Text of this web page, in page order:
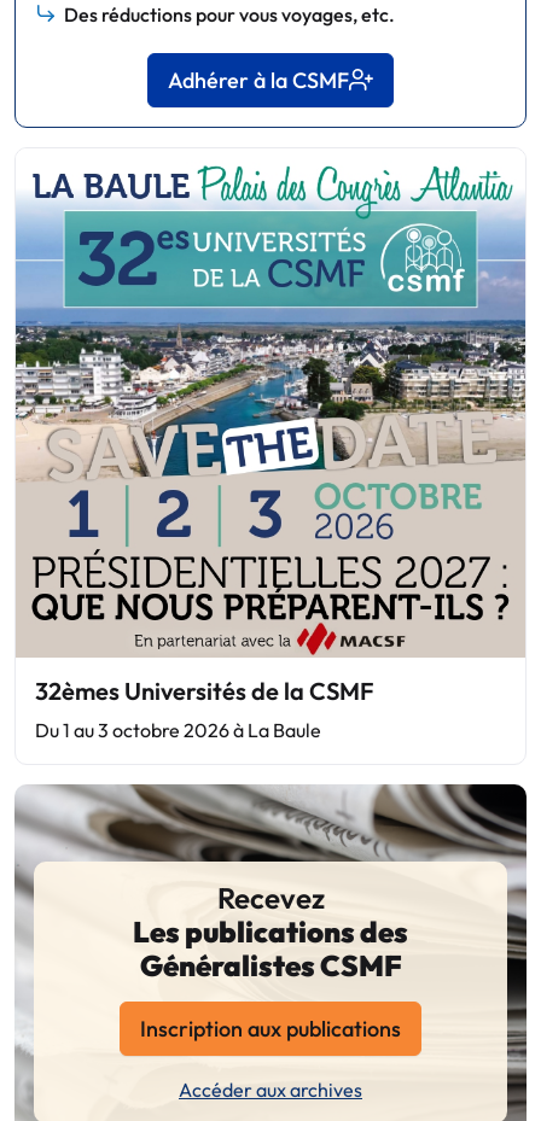
Des réductions pour vous voyages, etc.
Adhérer à la CSMF
32èmes Universités de la CSMF
Du 1 au 3 octobre 2026 à La Baule
Recevez
Les publications des
Généralistes CSMF
Inscription aux publications
Accéder aux archives